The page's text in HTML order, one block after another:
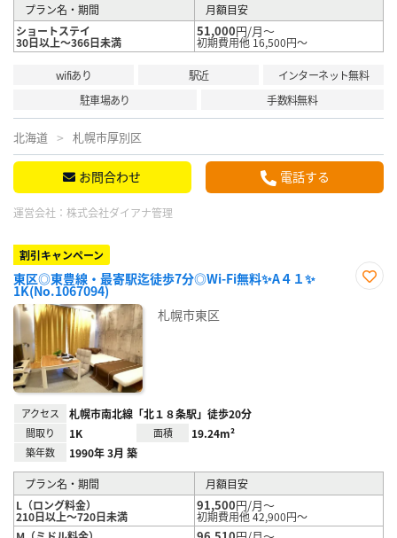
プラン名・期間
月額目安
ショートステイ
30日以上～366日未満
51,000円/月～
初期費用他 16,500円～
wifiあり 駅近
インターネット無料
駐車場あり
手数料無料
北海道 札幌市厚別区
お問合わせ 電話する
運営会社： 株式会社ダイアナ管理
割引キャンペーン
東区◎東豊線・最寄駅迄徒歩7分◎Wi-Fi無料✨A４１✨
1K(No.1067094)
札幌市東区
アクセス 札幌市南北線「北１８条駅」徒歩20分
間取り 1K 面積 19.24m²
築年数 1990年 3月 築
プラン名・期間
月額目安
L（ロング料金）
210日以上～720日未満
91,500円/月～
初期費用他 42,900円～